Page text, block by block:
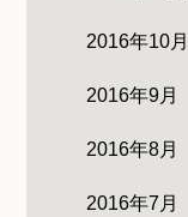
2016年10月
2016年9月
2016年8月
2016年7月